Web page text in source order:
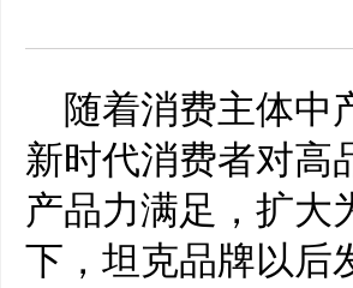
随着消费主体中
新时代消费者对高
产品力满足，扩大
下 ， 坦克品牌以后